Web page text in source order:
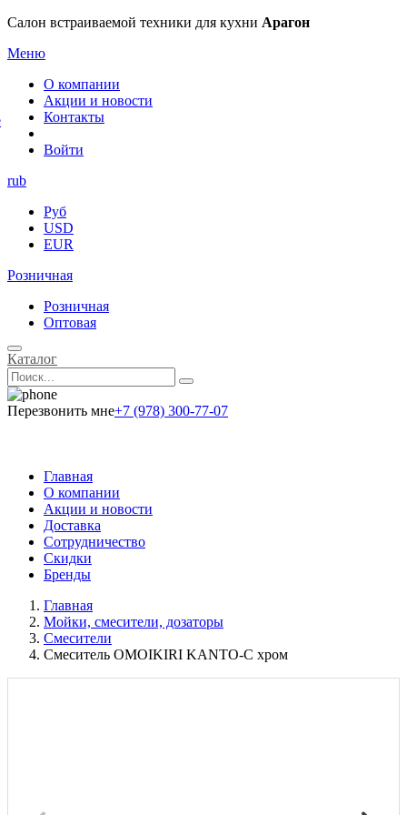
Салон встраиваемой техники для кухни Арагон
Меню
О компании
Акции и новости
Контакты
Войти
rub
Руб
USD
EUR
Розничная
Розничная
Оптовая
Каталог
Перезвонить мне+7 (978) 300-77-07
Главная
О компании
Акции и новости
Доставка
Сотрудничество
Скидки
Бренды
Главная
Мойки, смесители, дозаторы
Смесители
Смеситель OMOIKIRI KANTO-C хром